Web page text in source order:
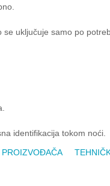
uključuje samo po
identifikacija tokom noći.
PROIZVOĐAČA